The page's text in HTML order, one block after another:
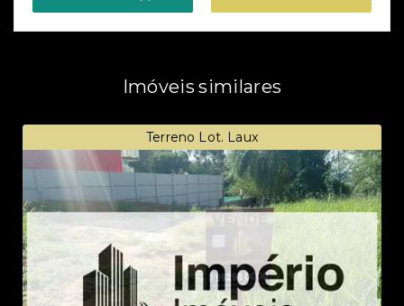
Imóveis similares
Terreno Lot. Laux